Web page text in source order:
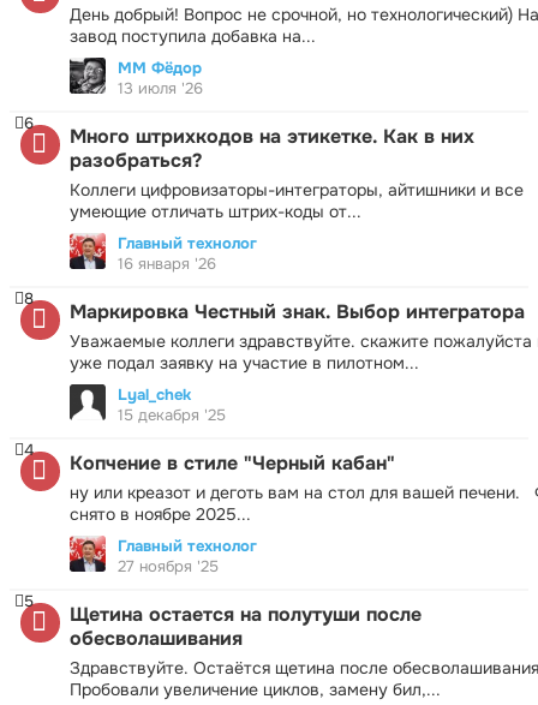
День добрый! Вопрос не срочной, но технологический) На
завод поступила добавка на...
ММ Фёдор
13 июля '26
Много штрихкодов на этикетке. Как в них
разобраться?
Коллеги цифровизаторы-интеграторы, айтишники и все
умеющие отличать штрих-коды от...
6
Главный технолог
16 января '26
Маркировка Честный знак. Выбор интегратора
Уважаемые коллеги здравствуйте. скажите пожалуйста
уже подал заявку на участие в пилотном...
8
Lyal_chek
15 декабря '25
Копчение в стиле "Черный кабан"
ну или креазот и деготь вам на стол для вашей печени.
снято в ноябре 2025...
4
Главный технолог
27 ноября '25
Щетина остается на полутуши после
обесволашивания
Здравствуйте. Остаётся щетина после
Пробовали увеличение циклов, замену бил,...
5